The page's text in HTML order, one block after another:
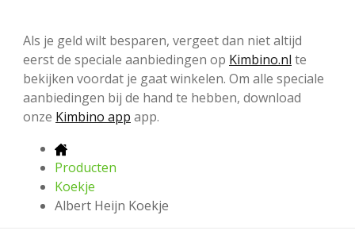
Als je geld wilt besparen, vergeet dan niet altijd
eerst de speciale aanbiedingen op Kimbino.nl te
bekijken voordat je gaat winkelen. Om alle speciale
aanbiedingen bij de hand te hebben, download
onze Kimbino app app.
Producten
Koekje
Albert Heijn Koekje